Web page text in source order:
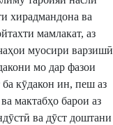
хирадмандона ва
мамлакат, аз
муосири варзишӣ
мо дар фазои
кӯдакон ин, пеш аз
мактабҳо барои аз
ва дӯст доштани